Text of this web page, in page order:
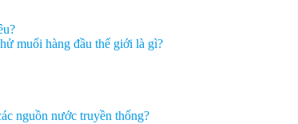
muối hàng đầu thế giới là gì?
nguồn nước truyền thống?